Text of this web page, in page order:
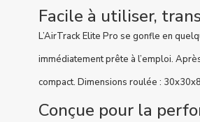
Facile à utiliser,
L’AirTrack Elite Pro se gonfle en
immédiatement prête à l’emploi.
compact. Dimensions roulée :
Conçue pour la